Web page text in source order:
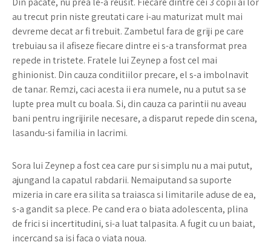
au trecut prin niste greutati care i-au maturizat mult mai
devreme decat ar fi trebuit. Zambetul fara de griji pe care
trebuiau sa il afiseze fiecare dintre ei s-a transformat prea
repede in tristete. Fratele lui Zeynep a fost cel mai
ghinionist. Din cauza conditiilor precare, el s-a imbolnavit
de tanar. Remzi, caci acesta ii era numele, nu a putut sa se
lupte prea mult cu boala. Si, din cauza ca parintii nu aveau
bani pentru ingrijirile necesare, a disparut repede din scena,
lasandu-si familia in lacrimi.
Sora lui Zeynep a fost cea care pur si simplu nu a mai putut,
ajungand la capatul rabdarii. Nemaiputand sa suporte
mizeria in care era silita sa traiasca si limitarile aduse de ea,
s-a gandit sa plece. Pe cand era o biata adolescenta, plina
de frici si incertitudini, si-a luat talpasita. A fugit cu un baiat,
incercand sa isi faca o viata noua.